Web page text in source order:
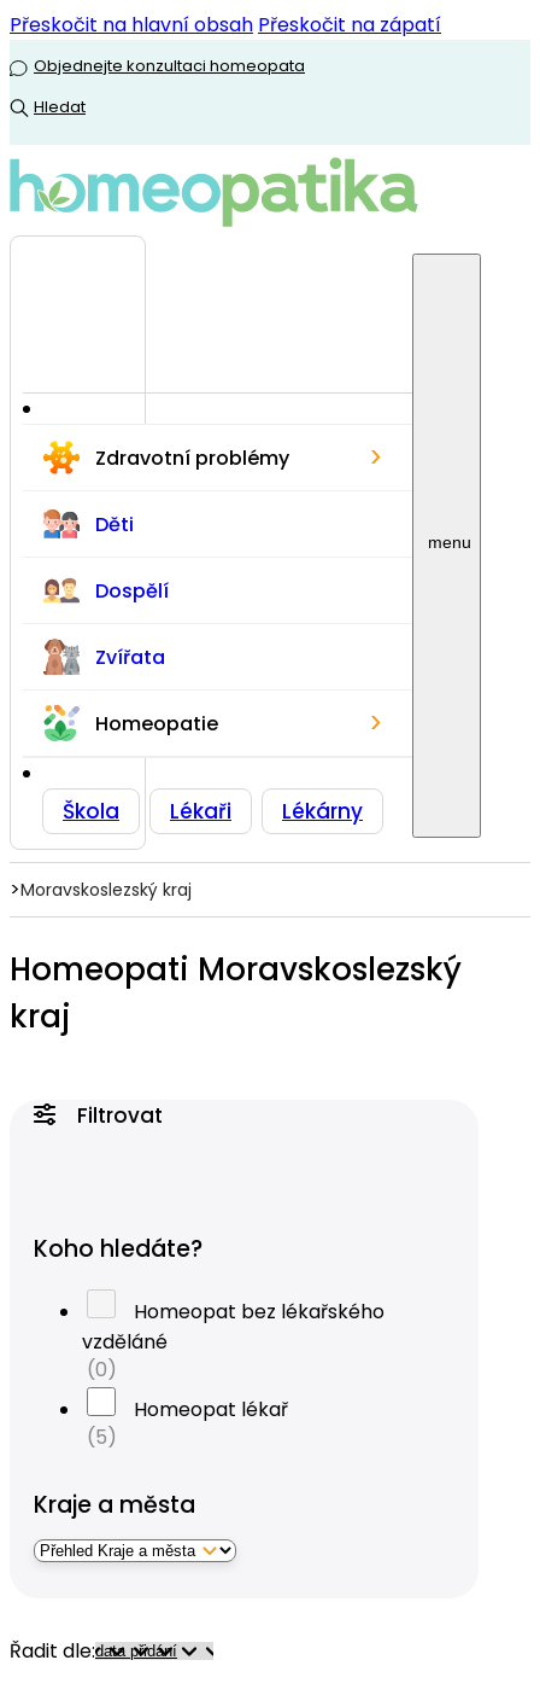
Přeskočit na hlavní obsah Přeskočit na zápatí
Objednejte konzultaci homeopata
Hledat
Zdravotní problémy ›
Děti
Dospělí
Zvířata
Homeopatie ›
Škola Lékaři Lékárny
>Moravskoslezský kraj
Homeopati Moravskoslezský
kraj
Filtrovat
Koho hledáte?
Homeopat bez lékařského
vzděláné
(0)
Homeopat lékař
(5)
Kraje a města
Řadit dle: